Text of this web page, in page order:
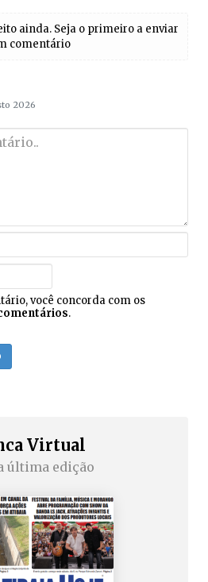
ainda. Seja o primeiro a enviar
comentário
2026
você concorda com os
.
Virtual
última edição